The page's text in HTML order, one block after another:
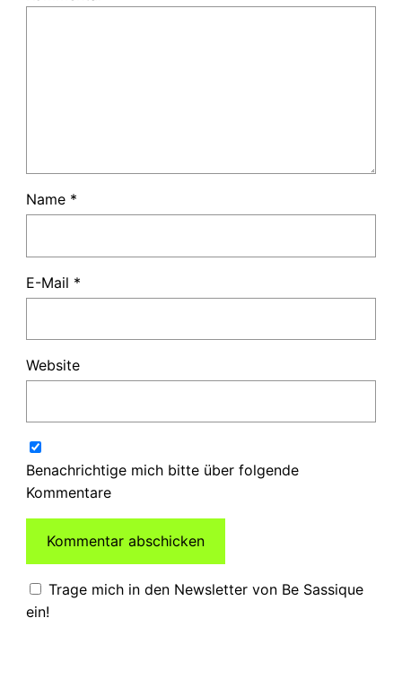
Name *
E-Mail *
Website
Benachrichtige mich bitte über folgende
Kommentare
Trage mich in den Newsletter von Be Sassique
ein!